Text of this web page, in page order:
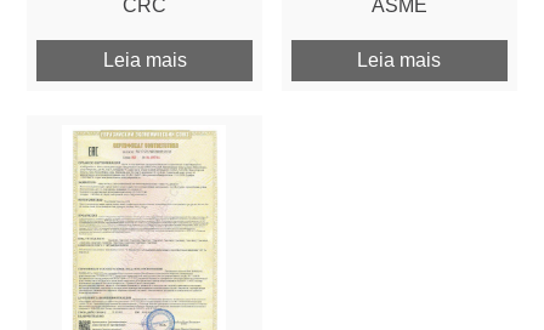
CRC
Leia mais
ASME
Leia mais